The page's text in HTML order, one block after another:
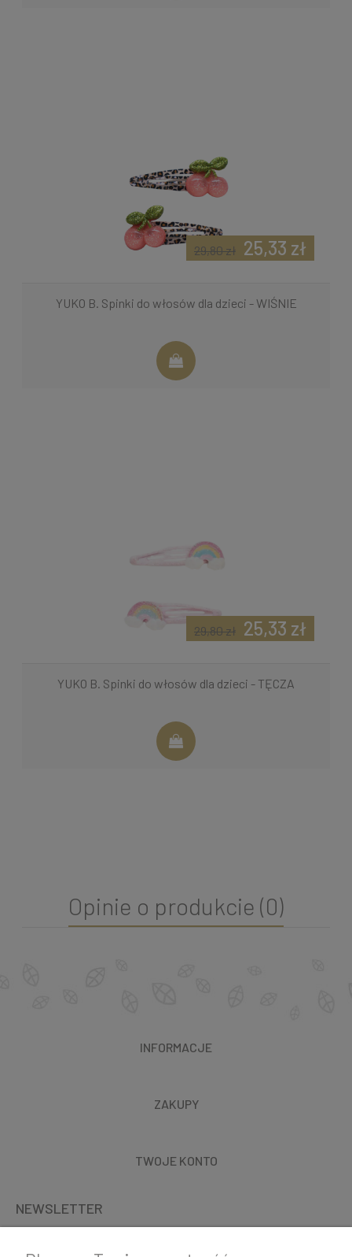
YUKO B. Spinki do włosów dla dzieci - WIŚNIE
25,33 zł
29,80 zł
YUKO B. Spinki do włosów dla dzieci - TĘCZA
25,33 zł
29,80 zł
Opinie o produkcie (0)
INFORMACJE
ZAKUPY
TWOJE KONTO
NEWSLETTER